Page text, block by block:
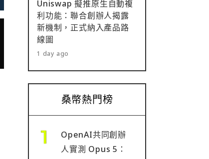
Uniswap 擬推原生自動複
利功能：聯合創辦人揭露
新機制，正式納入產品路
線圖
1 day ago
桑幣熱門榜
OpenAI共同創辦
人實測 Opus 5：